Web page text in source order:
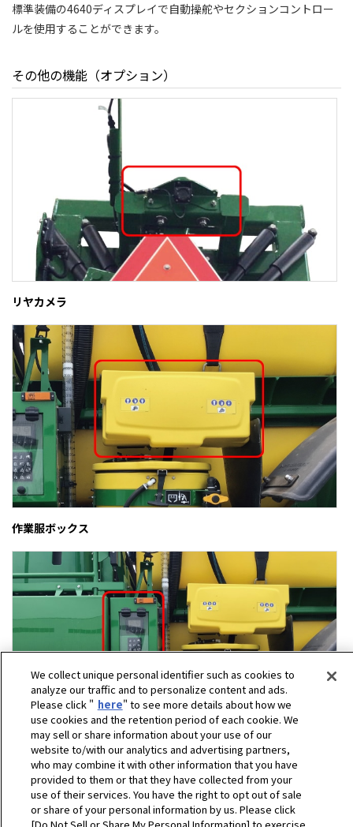
標準装備の4640ディスプレイで自動操舵やセクションコントロー
ルを使用することができます。
その他の機能（オプション）
リヤカメラ
作業服ボックス
アナログ残量計（薬液タンク）
We collect unique personal identifier such as cookies to
analyze our traffic and to personalize content and ads.
Please click " here" to see more details about how we
use cookies and the retention period of each cookie. We
may sell or share information about your use of our
website to/with our analytics and advertising partners,
who may combine it with other information that you have
provided to them or that they have collected from your
use of their services. You have the right to opt out of sale
or share of your personal information by us. Please click